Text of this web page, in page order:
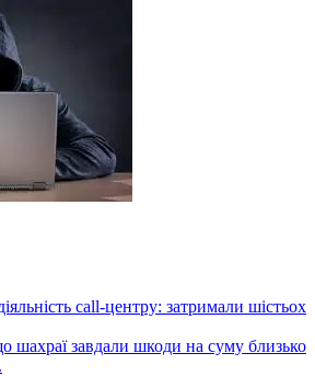
call-центру: затримали шістьох
шахраї завдали шкоди на суму близько